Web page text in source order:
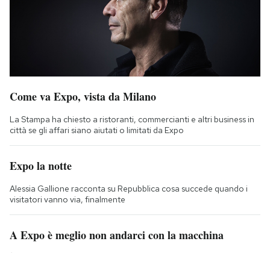
Come va Expo, vista da Milano
La Stampa ha chiesto a ristoranti, commercianti e altri business in
città se gli affari siano aiutati o limitati da Expo
Expo la notte
Alessia Gallione racconta su Repubblica cosa succede quando i
visitatori vanno via, finalmente
A Expo è meglio non andarci con la macchina